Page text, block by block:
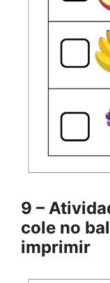
9 –
cole no
imprimir